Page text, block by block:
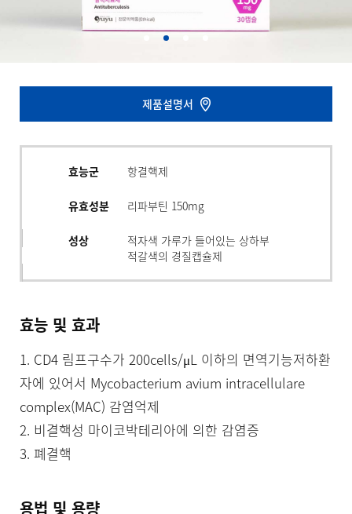
제품설명서
효능군 항결핵제
유효성분 리파부틴 150mg
성상
적자색 가루가 들어있는 상하부
적갈색의 경질캡슐제
효능 및 효과
1. CD4 림프구수가 200cells/μL 이하의 면역기능저하환
자에 있어서 Mycobacterium avium intracellulare
complex(MAC) 감염억제
2. 비결핵성 마이코박테리아에 의한 감염증
3. 폐결핵
용법 및 용량